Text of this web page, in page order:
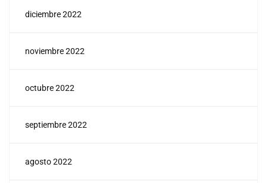
diciembre 2022
noviembre 2022
octubre 2022
septiembre 2022
agosto 2022